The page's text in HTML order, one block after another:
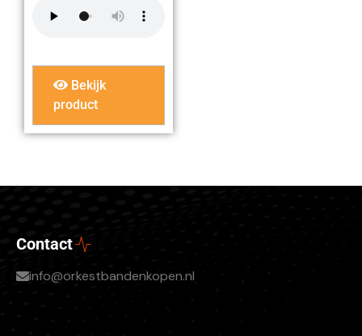
Bekijk
product
Contact
info@orkestbandenkopen.nl